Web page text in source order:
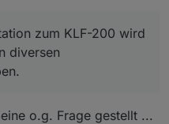
zum KLF-200 wird
diversen
o.g. Frage gestellt ...